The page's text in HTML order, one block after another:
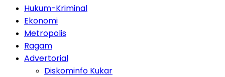
Hukum-Kriminal
Ekonomi
Metropolis
Ragam
Advertorial
Diskominfo Kukar